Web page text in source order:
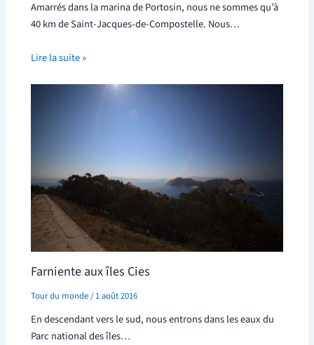
Amarrés dans la marina de Portosin, nous ne sommes qu’à
40 km de Saint-Jacques-de-Compostelle. Nous…
Lire la suite »
Farniente aux îles Cies
Tour du monde/1 août 2016
En descendant vers le sud, nous entrons dans les eaux du
Parc national des îles…